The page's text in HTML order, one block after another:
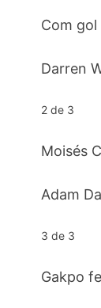
Com
Darren
2 de 3
Moisés
Adam
3 de 3
Gakpo